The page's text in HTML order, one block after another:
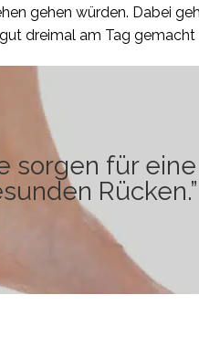
gehen würden. Dabei
dreimal am Tag gemacht
sorgen für eine
Rücken.”